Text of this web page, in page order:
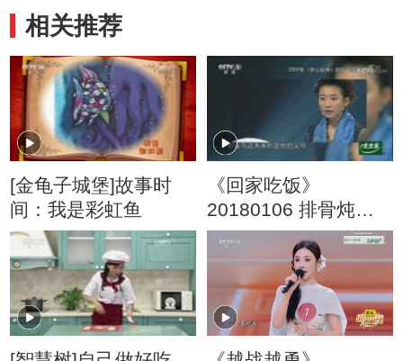
相关推荐
[金龟子城堡]故事时
间：我是彩虹鱼
《回家吃饭》
20180106 排骨炖柳
蒿芽 烙饼 奶香意大利
面 蒙古奶茶 羊肉包子